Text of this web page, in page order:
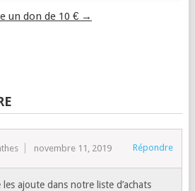
un don de 10 € →
novembre 11, 2019 Répondre
les ajoute dans notre liste d’achats